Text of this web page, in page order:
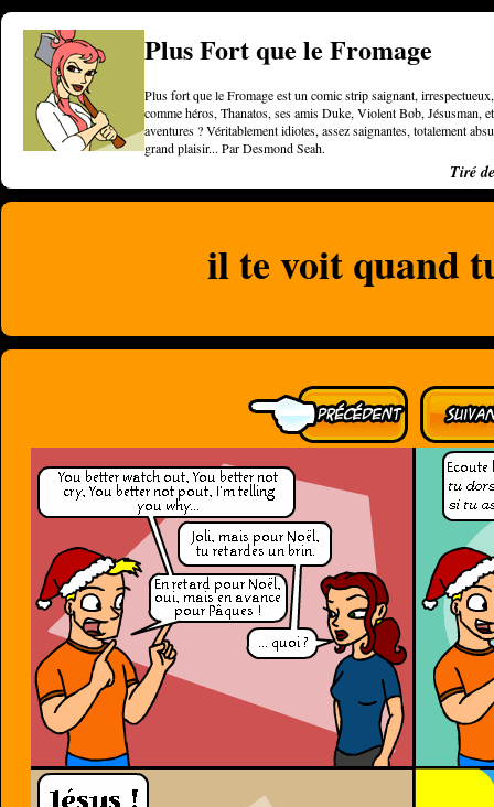
Plus Fort que le Fromage
Plus fort que le Fromage est un comic strip saignant,
comme héros, Thanatos, ses amis Duke, Violent Bob, Jésusman,
aventures ? Véritablement idiotes, assez saignantes, totalement
grand plaisir... Par Desmond Seah.
Tiré
il te voit quand